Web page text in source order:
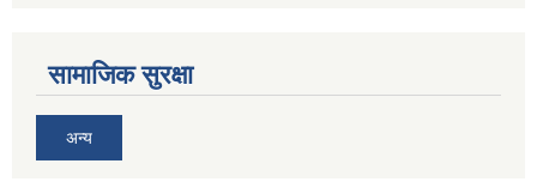
सामाजिक सुरक्षा
अन्य